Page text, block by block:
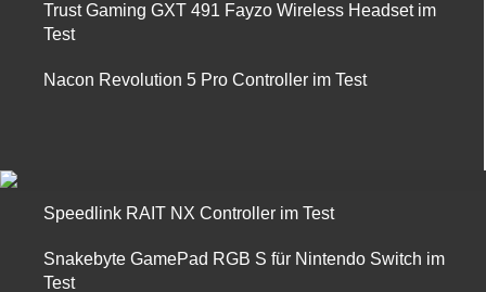
Trust Gaming GXT 491 Fayzo Wireless Headset im
Test
Nacon Revolution 5 Pro Controller im Test
Speedlink RAIT NX Controller im Test
Snakebyte GamePad RGB S für Nintendo Switch im
Test